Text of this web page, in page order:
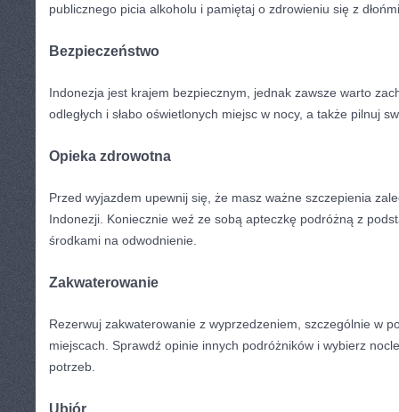
publicznego picia ⁣alkoholu i pamiętaj‌ o zdrowieniu się‌ z
Bezpieczeństwo
Indonezja‍ jest krajem ​bezpiecznym, jednak zawsze ‌warto
odległych i ⁤słabo oświetlonych miejsc w nocy, a także pilnuj
Opieka zdrowotna
Przed wyjazdem⁣ upewnij się, że masz ważne szczepienia
Indonezji. Koniecznie weź ze sobą apteczkę ⁢podróżną z
środkami na odwodnienie.
Zakwaterowanie
Rezerwuj zakwaterowanie‍ z wyprzedzeniem, szczególnie w
miejscach.‌ Sprawdź opinie innych podróżników i wybierz
potrzeb.
Ubiór